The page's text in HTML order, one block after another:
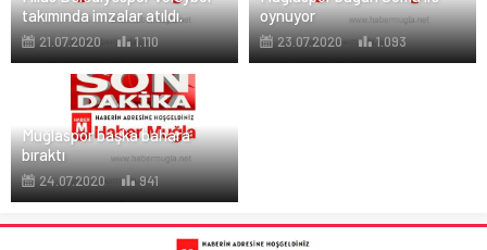
takımında imzalar atıldı.
21.07.2020 1.110
oynuyor
23.07.2020 1.093
Muğlaspor başka bahara
bıraktı
24.07.2020 941